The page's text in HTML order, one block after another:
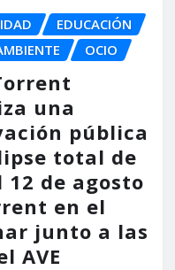
EDUCACIÓN
OCIO
una
pública
total de
12 de agosto
en el
junto a las
AVE